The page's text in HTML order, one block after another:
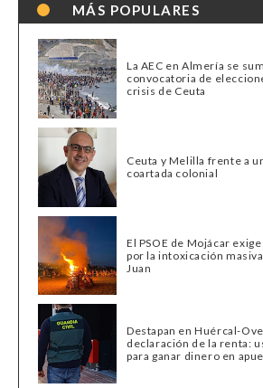
MÁS POPULARES
La AEC en Almería se
convocatoria de
crisis de Ceuta
Ceuta y Melilla frente a
coartada colonial
El PSOE de Mojácar
por la intoxicación
Juan
Destapan en Huércal-
declaración de la renta:
para ganar dinero en